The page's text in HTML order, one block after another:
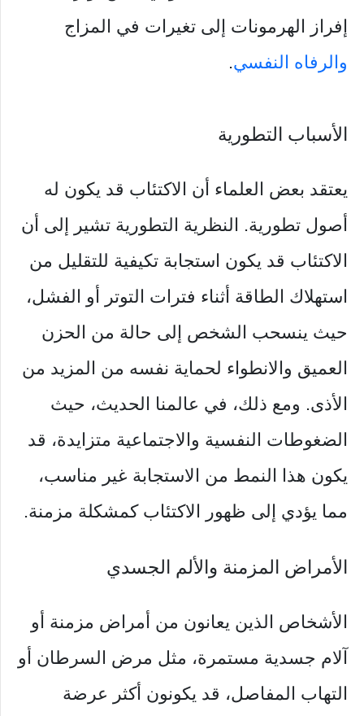
إفراز الهرمونات إلى تغيرات في المزاج
والرفاه النفسي.
الأسباب التطورية
يعتقد بعض العلماء أن الاكتئاب قد يكون له
أصول تطورية. النظرية التطورية تشير إلى أن
الاكتئاب قد يكون استجابة تكيفية للتقليل من
استهلاك الطاقة أثناء فترات التوتر أو الفشل،
حيث ينسحب الشخص إلى حالة من الحزن
العميق والانطواء لحماية نفسه من المزيد من
الأذى. ومع ذلك، في عالمنا الحديث، حيث
الضغوطات النفسية والاجتماعية متزايدة، قد
يكون هذا النمط من الاستجابة غير مناسب،
مما يؤدي إلى ظهور الاكتئاب كمشكلة مزمنة.
الأمراض المزمنة والألم الجسدي
الأشخاص الذين يعانون من أمراض مزمنة أو
آلام جسدية مستمرة، مثل مرض السرطان أو
التهاب المفاصل، قد يكونون أكثر عرضة